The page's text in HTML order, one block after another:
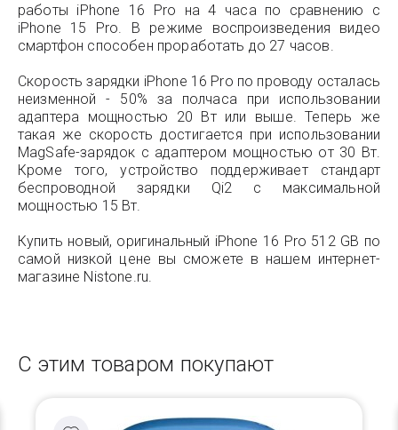
работы iPhone 16 Pro на 4 часа по сравнению с
iPhone 15 Pro. В режиме воспроизведения видео
смартфон способен проработать до 27 часов.
Скорость зарядки iPhone 16 Pro по проводу осталась
неизменной - 50% за полчаса при использовании
адаптера мощностью 20 Вт или выше. Теперь же
такая же скорость достигается при использовании
MagSafe-зарядок с адаптером мощностью от 30 Вт.
Кроме того, устройство поддерживает стандарт
беспроводной зарядки Qi2 с максимальной
мощностью 15 Вт.
Купить новый, оригинальный iPhone 16 Pro 512 GB по
самой низкой цене вы сможете в нашем интернет-
магазине Nistone.ru.
С этим товаром покупают